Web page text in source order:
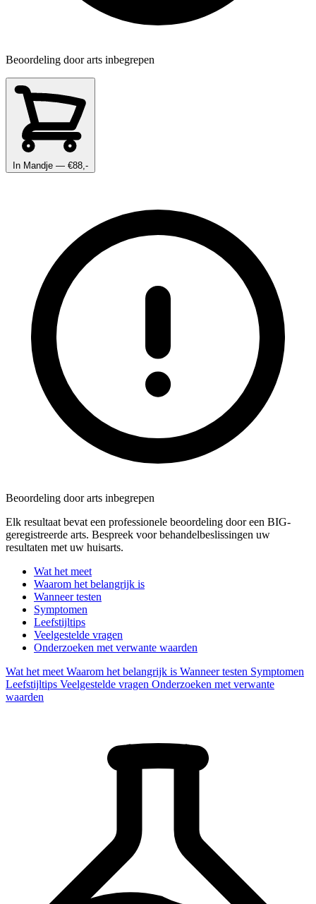
Beoordeling door arts inbegrepen
In Mandje — €88,-
Beoordeling door arts inbegrepen
Elk resultaat bevat een professionele beoordeling door een BIG-
geregistreerde arts. Bespreek voor behandelbeslissingen uw
resultaten met uw huisarts.
Wat het meet
Waarom het belangrijk is
Wanneer testen
Symptomen
Leefstijltips
Veelgestelde vragen
Onderzoeken met verwante waarden
Wat het meet Waarom het belangrijk is Wanneer testen Symptomen
Leefstijltips Veelgestelde vragen Onderzoeken met verwante
waarden